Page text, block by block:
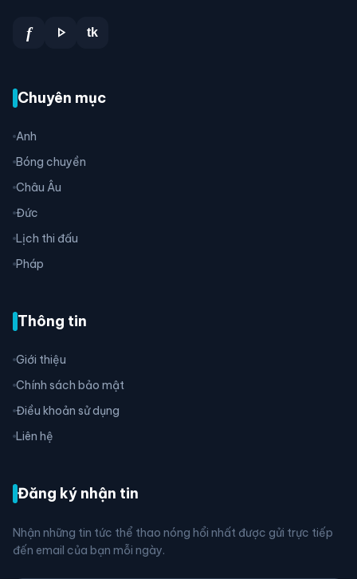
f play_arrow tk
Chuyên mục
Anh
Bóng chuyền
Châu Âu
Đức
Lịch thi đấu
Pháp
Thông tin
Giới thiệu
Chính sách bảo mật
Điều khoản sử dụng
Liên hệ
Đăng ký nhận tin
Nhận những tin tức thể thao nóng hổi nhất được gửi trực tiếp
đến email của bạn mỗi ngày.